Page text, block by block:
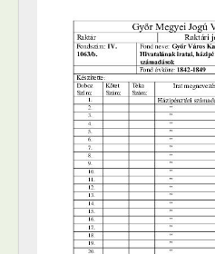
[állag] n - A
[állag] o - Az
[állag] p - A
[állag] q - Az
[állag] r - A
[állag] s - A
[állag] t -
[állag] u - Termény-
[Fond] 1064 - Győr
[Fond] 1065 - Győr
[Fond] 1067 - Győr város